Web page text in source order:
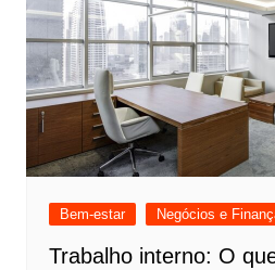
Bem-estar Negócios e
Trabalho interno: O